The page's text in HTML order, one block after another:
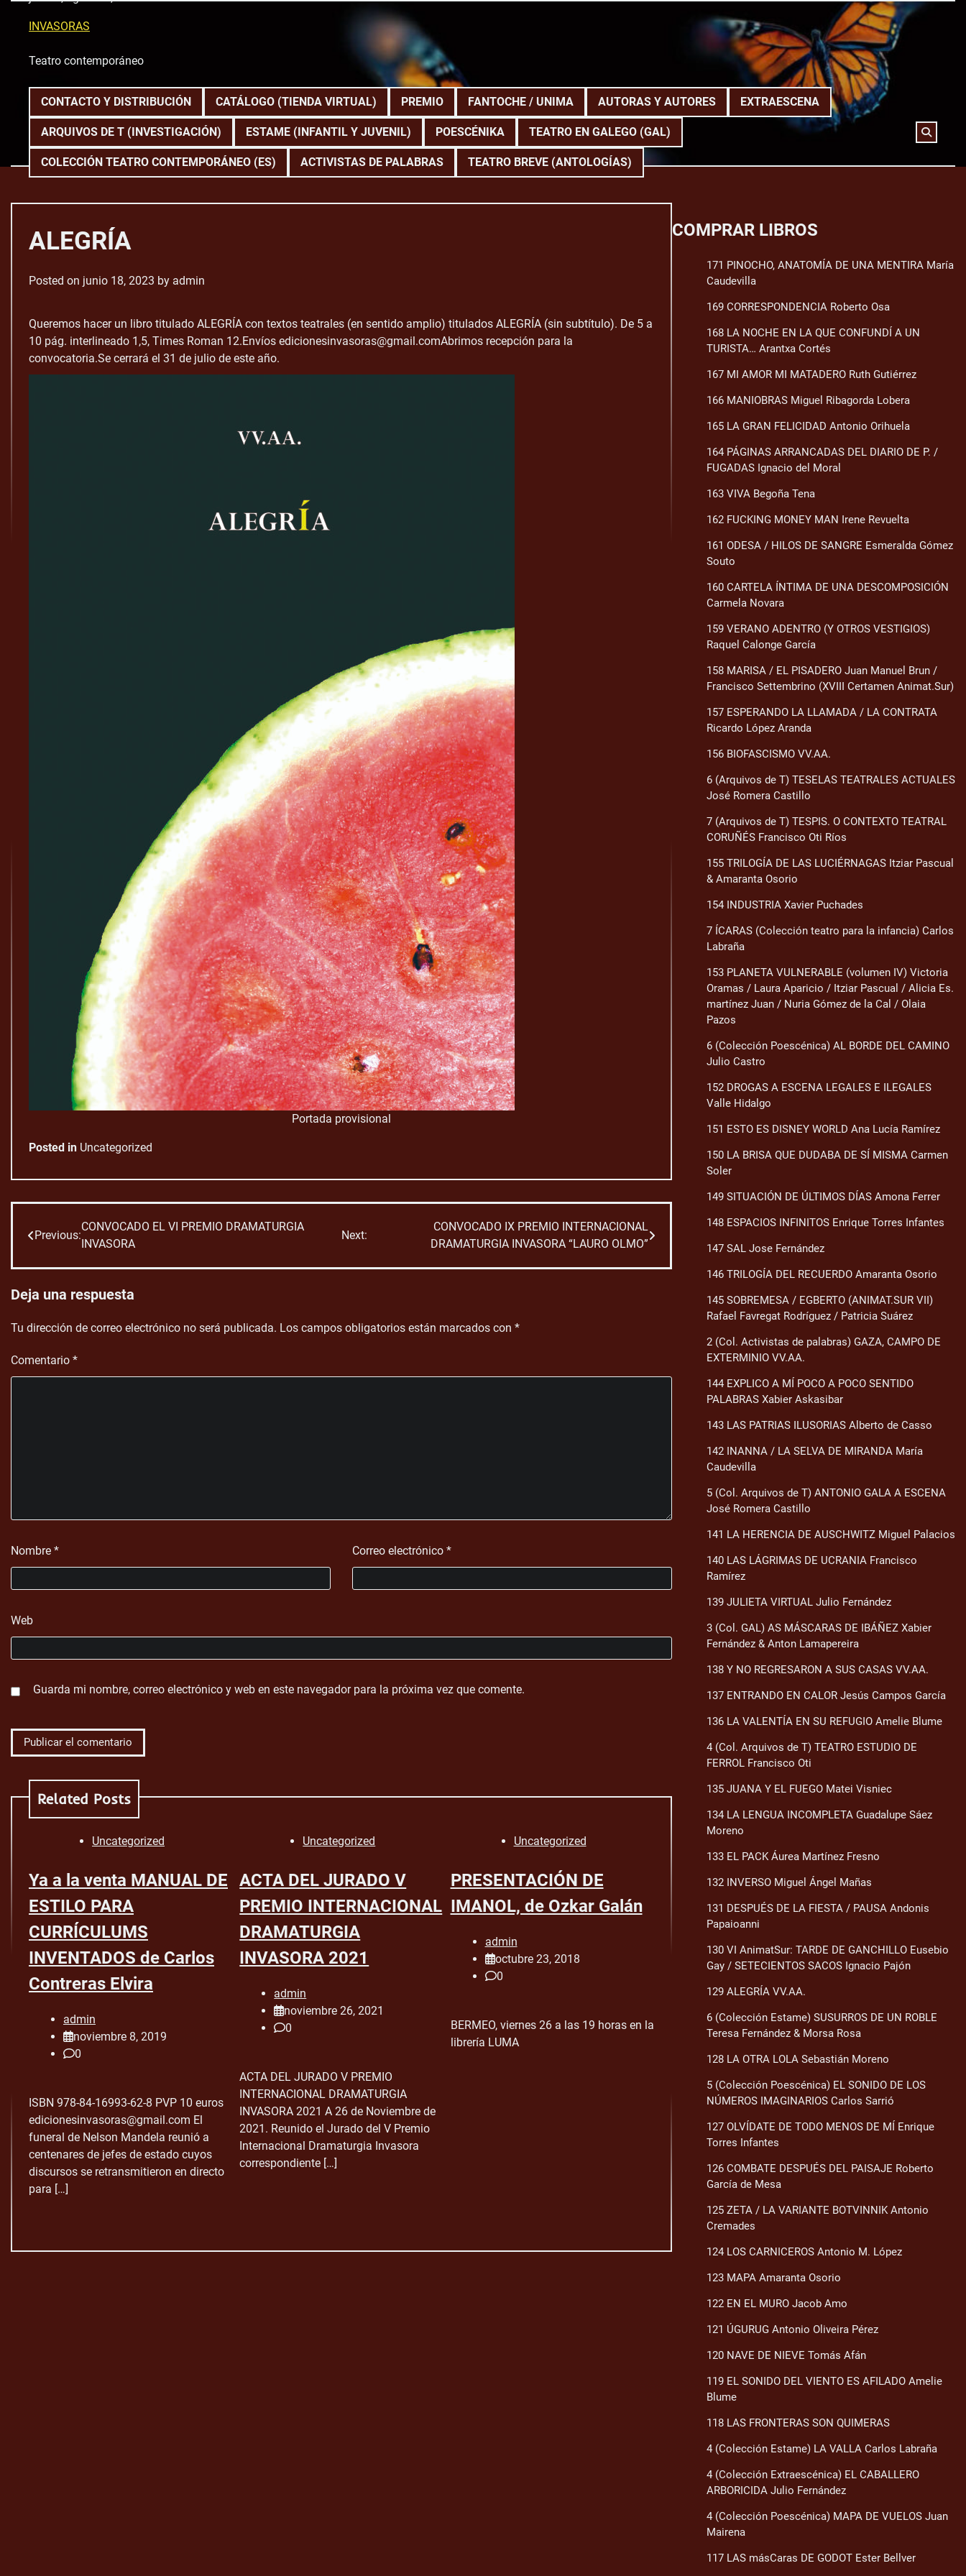
INVASORAS
Teatro contemporáneo
CONTACTO Y DISTRIBUCIÓN CATÁLOGO (TIENDA VIRTUAL) PREMIO FANTOCHE / UNIMA AUTORAS Y AUTORES EXTRAESCENA
ARQUIVOS DE T (INVESTIGACIÓN) ESTAME (INFANTIL Y JUVENIL) POESCÉNIKA TEATRO EN GALEGO (GAL)
COLECCIÓN TEATRO CONTEMPORÁNEO (ES) ACTIVISTAS DE PALABRAS TEATRO BREVE (ANTOLOGÍAS)
ALEGRÍA
Posted on junio 18, 2023 by admin
Queremos hacer un libro titulado ALEGRÍA con textos teatrales (en sentido amplio) titulados ALEGRÍA (sin subtítulo). De 5 a
10 pág. interlineado 1,5, Times Roman 12.Envíos edicionesinvasoras@gmail.comAbrimos recepción para la
convocatoria.Se cerrará el 31 de julio de este año.
Portada provisional
Posted in Uncategorized
Navegación
Previous:
CONVOCADO EL VI PREMIO DRAMATURGIA
INVASORA
Next:
CONVOCADO IX PREMIO INTERNACIONAL
DRAMATURGIA INVASORA “LAURO OLMO”
Deja una respuesta
Tu dirección de correo electrónico no será publicada. Los campos obligatorios están marcados con *
Comentario *
Nombre * Correo electrónico *
Web
Guarda mi nombre, correo electrónico y web en este navegador para la próxima vez que comente.
Related Posts
Uncategorized
Ya a la venta MANUAL DE
ESTILO PARA
CURRÍCULUMS
INVENTADOS de Carlos
Contreras Elvira
admin
noviembre 8, 2019
0
ISBN 978-84-16993-62-8 PVP 10 euros
edicionesinvasoras@gmail.com El
funeral de Nelson Mandela reunió a
centenares de jefes de estado cuyos
discursos se retransmitieron en directo
para […]
Uncategorized
ACTA DEL JURADO V
PREMIO INTERNACIONAL
DRAMATURGIA
INVASORA 2021
admin
noviembre 26, 2021
0
ACTA DEL JURADO V PREMIO
INTERNACIONAL DRAMATURGIA
INVASORA 2021 A 26 de Noviembre de
2021. Reunido el Jurado del V Premio
Internacional Dramaturgia Invasora
correspondiente […]
Uncategorized
PRESENTACIÓN DE
IMANOL, de Ozkar Galán
admin
octubre 23, 2018
0
BERMEO, viernes 26 a las 19 horas en la
librería LUMA
COMPRAR LIBROS
171 PINOCHO, ANATOMÍA DE UNA MENTIRA María
Caudevilla
169 CORRESPONDENCIA Roberto Osa
168 LA NOCHE EN LA QUE CONFUNDÍ A UN
TURISTA… Arantxa Cortés
167 MI AMOR MI MATADERO Ruth Gutiérrez
166 MANIOBRAS Miguel Ribagorda Lobera
165 LA GRAN FELICIDAD Antonio Orihuela
164 PÁGINAS ARRANCADAS DEL DIARIO DE P. /
FUGADAS Ignacio del Moral
163 VIVA Begoña Tena
162 FUCKING MONEY MAN Irene Revuelta
161 ODESA / HILOS DE SANGRE Esmeralda Gómez
Souto
160 CARTELA ÍNTIMA DE UNA DESCOMPOSICIÓN
Carmela Novara
159 VERANO ADENTRO (Y OTROS VESTIGIOS)
Raquel Calonge García
158 MARISA / EL PISADERO Juan Manuel Brun /
Francisco Settembrino (XVIII Certamen Animat.Sur)
157 ESPERANDO LA LLAMADA / LA CONTRATA
Ricardo López Aranda
156 BIOFASCISMO VV.AA.
6 (Arquivos de T) TESELAS TEATRALES ACTUALES
José Romera Castillo
7 (Arquivos de T) TESPIS. O CONTEXTO TEATRAL
CORUÑÉS Francisco Oti Ríos
155 TRILOGÍA DE LAS LUCIÉRNAGAS Itziar Pascual
& Amaranta Osorio
154 INDUSTRIA Xavier Puchades
7 ÍCARAS (Colección teatro para la infancia) Carlos
Labraña
153 PLANETA VULNERABLE (volumen IV) Victoria
Oramas / Laura Aparicio / Itziar Pascual / Alicia Es.
martínez Juan / Nuria Gómez de la Cal / Olaia
Pazos
6 (Colección Poescénica) AL BORDE DEL CAMINO
Julio Castro
152 DROGAS A ESCENA LEGALES E ILEGALES
Valle Hidalgo
151 ESTO ES DISNEY WORLD Ana Lucía Ramírez
150 LA BRISA QUE DUDABA DE SÍ MISMA Carmen
Soler
149 SITUACIÓN DE ÚLTIMOS DÍAS Amona Ferrer
148 ESPACIOS INFINITOS Enrique Torres Infantes
147 SAL Jose Fernández
146 TRILOGÍA DEL RECUERDO Amaranta Osorio
145 SOBREMESA / EGBERTO (ANIMAT.SUR VII)
Rafael Favregat Rodríguez / Patricia Suárez
2 (Col. Activistas de palabras) GAZA, CAMPO DE
EXTERMINIO VV.AA.
144 EXPLICO A MÍ POCO A POCO SENTIDO
PALABRAS Xabier Askasibar
143 LAS PATRIAS ILUSORIAS Alberto de Casso
142 INANNA / LA SELVA DE MIRANDA María
Caudevilla
5 (Col. Arquivos de T) ANTONIO GALA A ESCENA
José Romera Castillo
141 LA HERENCIA DE AUSCHWITZ Miguel Palacios
140 LAS LÁGRIMAS DE UCRANIA Francisco
Ramírez
139 JULIETA VIRTUAL Julio Fernández
3 (Col. GAL) AS MÁSCARAS DE IBÁÑEZ Xabier
Fernández & Anton Lamapereira
138 Y NO REGRESARON A SUS CASAS VV.AA.
137 ENTRANDO EN CALOR Jesús Campos García
136 LA VALENTÍA EN SU REFUGIO Amelie Blume
4 (Col. Arquivos de T) TEATRO ESTUDIO DE
FERROL Francisco Oti
135 JUANA Y EL FUEGO Matei Visniec
134 LA LENGUA INCOMPLETA Guadalupe Sáez
Moreno
133 EL PACK Áurea Martínez Fresno
132 INVERSO Miguel Ángel Mañas
131 DESPUÉS DE LA FIESTA / PAUSA Andonis
Papaioanni
130 VI AnimatSur: TARDE DE GANCHILLO Eusebio
Gay / SETECIENTOS SACOS Ignacio Pajón
129 ALEGRÍA VV.AA.
6 (Colección Estame) SUSURROS DE UN ROBLE
Teresa Fernández & Morsa Rosa
128 LA OTRA LOLA Sebastián Moreno
5 (Colección Poescénica) EL SONIDO DE LOS
NÚMEROS IMAGINARIOS Carlos Sarrió
127 OLVÍDATE DE TODO MENOS DE MÍ Enrique
Torres Infantes
126 COMBATE DESPUÉS DEL PAISAJE Roberto
García de Mesa
125 ZETA / LA VARIANTE BOTVINNIK Antonio
Cremades
124 LOS CARNICEROS Antonio M. López
123 MAPA Amaranta Osorio
122 EN EL MURO Jacob Amo
121 ÚGURUG Antonio Oliveira Pérez
120 NAVE DE NIEVE Tomás Afán
119 EL SONIDO DEL VIENTO ES AFILADO Amelie
Blume
118 LAS FRONTERAS SON QUIMERAS
4 (Colección Estame) LA VALLA Carlos Labraña
4 (Colección Extraescénica) EL CABALLERO
ARBORICIDA Julio Fernández
4 (Colección Poescénica) MAPA DE VUELOS Juan
Mairena
117 LAS másCaras DE GODOT Ester Bellver